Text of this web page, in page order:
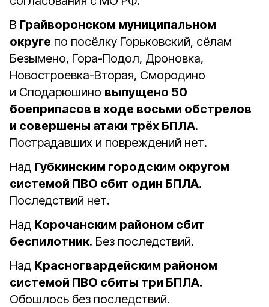
В Грайворонском муниципальном
округе по посёлку Горьковский, сёлам
Безымено, Гора-Подол, Дроновка,
Новостроевка-Вторая, Смородино
и Сподарюшино выпущено 50
боеприпасов в ходе восьми обстрелов
и совершены атаки трёх БПЛА.
Пострадавших и повреждений нет.
Над Губкинским городским округом
системой ПВО сбит один БПЛА.
Последствий нет.
Над Корочанским районом сбит
беспилотник. Без последствий.
Над Красногвардейским районом
системой ПВО сбиты три БПЛА.
Обошлось без последствий.